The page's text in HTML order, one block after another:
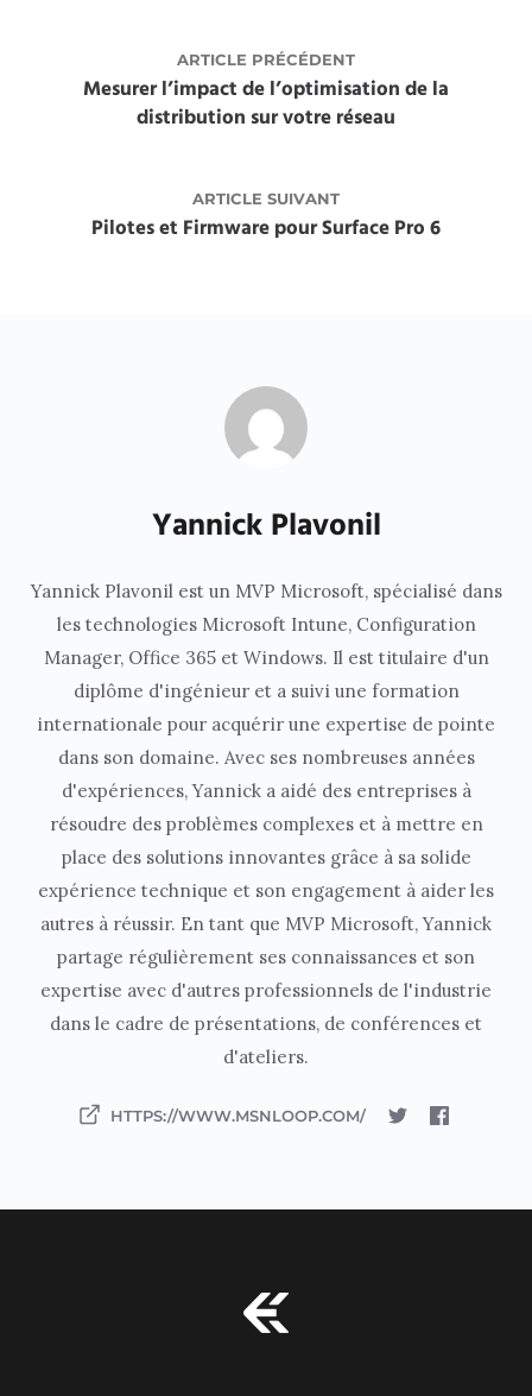
ARTICLE PRÉCÉDENT
Mesurer l’impact de l’optimisation de la
distribution sur votre réseau
ARTICLE SUIVANT
Pilotes et Firmware pour Surface Pro 6
Yannick Plavonil
Yannick Plavonil est un MVP Microsoft, spécialisé dans
les technologies Microsoft Intune, Configuration
Manager, Office 365 et Windows. Il est titulaire d'un
diplôme d'ingénieur et a suivi une formation
internationale pour acquérir une expertise de pointe
dans son domaine. Avec ses nombreuses années
d'expériences, Yannick a aidé des entreprises à
résoudre des problèmes complexes et à mettre en
place des solutions innovantes grâce à sa solide
expérience technique et son engagement à aider les
autres à réussir. En tant que MVP Microsoft, Yannick
partage régulièrement ses connaissances et son
expertise avec d'autres professionnels de l'industrie
dans le cadre de présentations, de conférences et
d'ateliers.
HTTPS://WWW.MSNLOOP.COM/